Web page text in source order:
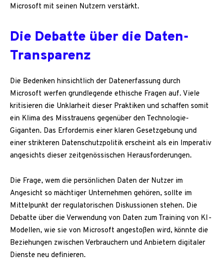
Microsoft mit seinen Nutzern verstärkt.
Die Debatte über die Daten-
Transparenz
Die Bedenken hinsichtlich der Datenerfassung durch
Microsoft werfen grundlegende ethische Fragen auf. Viele
kritisieren die Unklarheit dieser Praktiken und schaffen somit
ein Klima des Misstrauens gegenüber den Technologie-
Giganten. Das Erfordernis einer klaren Gesetzgebung und
einer strikteren Datenschutzpolitik erscheint als ein Imperativ
angesichts dieser zeitgenössischen Herausforderungen.
Die Frage, wem die persönlichen Daten der Nutzer im
Angesicht so mächtiger Unternehmen gehören, sollte im
Mittelpunkt der regulatorischen Diskussionen stehen. Die
Debatte über die Verwendung von Daten zum Training von KI-
Modellen, wie sie von Microsoft angestoßen wird, könnte die
Beziehungen zwischen Verbrauchern und Anbietern digitaler
Dienste neu definieren.